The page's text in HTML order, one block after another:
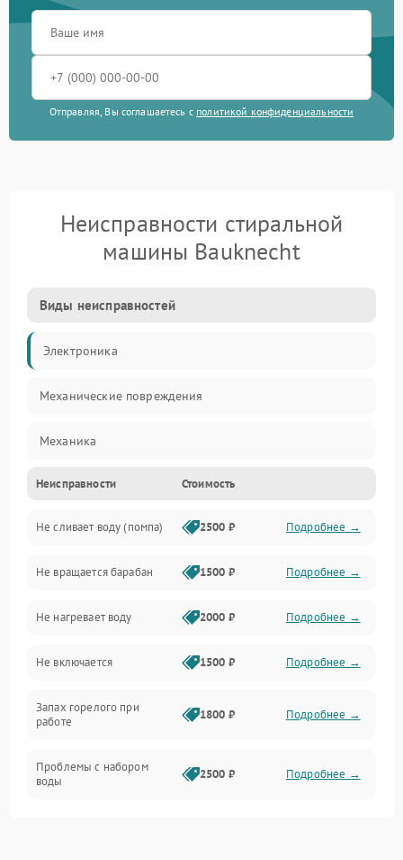
Отправляя, Вы соглашаетесь с политикой конфиденциальности
Неисправности стиральной
машины Bauknecht
Виды неисправностей
Электроника
Механические повреждения
Механика
Электропитание
Водоснабжение
Слив
Программное обеспечение
Неисправности Стоимость
Не сливает воду (помпа) 2500 ₽ Подробнее →
Не вращается барабан 1500 ₽ Подробнее →
Не нагревает воду 2000 ₽ Подробнее →
Не включается 1500 ₽ Подробнее →
Запах горелого при
работе
1800 ₽ Подробнее →
Проблемы с набором
воды
2500 ₽ Подробнее →